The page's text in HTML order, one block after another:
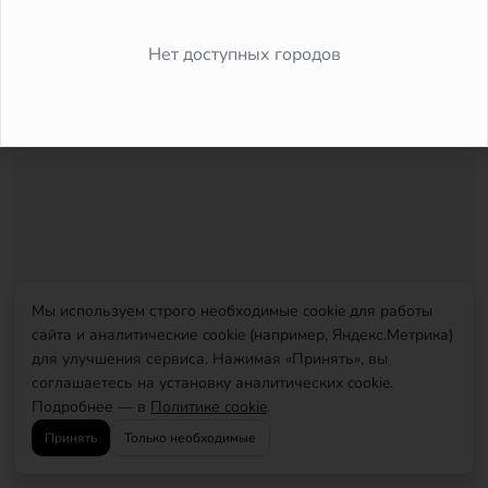
Мы используем строго необходимые cookie для работы
сайта и аналитические cookie (например, Яндекс.Метрика)
для улучшения сервиса. Нажимая «Принять», вы
соглашаетесь на установку аналитических cookie.
Подробнее — в Политике cookie.
Принять Только необходимые
Нет доступных городов